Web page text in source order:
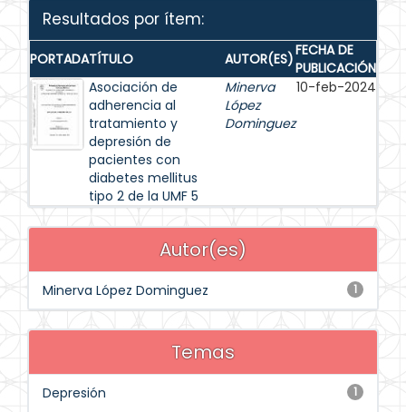
Resultados por ítem:
PORTADATÍTULO AUTOR(ES)FECHA DE
PUBLICACIÓN
Asociación de
adherencia al
tratamiento y
depresión de
pacientes con
diabetes mellitus
tipo 2 de la UMF 5
Minerva
López
Dominguez
10-feb-2024
Autor(es)
1
Minerva López Dominguez
Temas
1
Depresión